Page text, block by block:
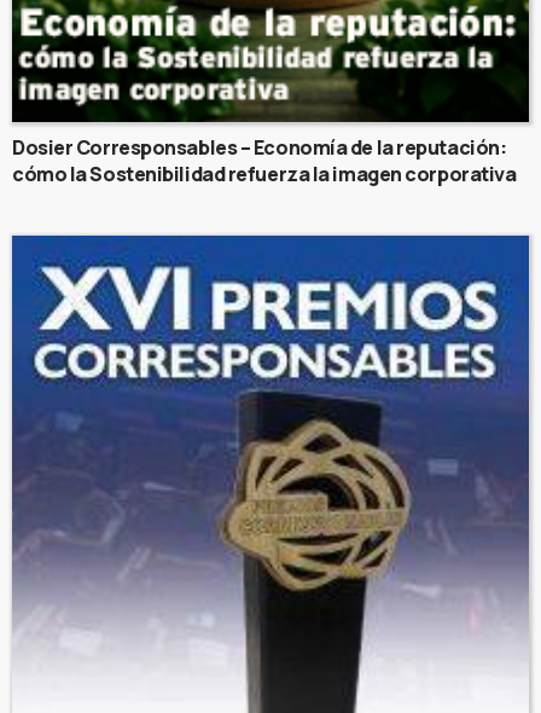
Dosier Corresponsables – Economía de la reputación:
cómo la Sostenibilidad refuerza la imagen corporativa